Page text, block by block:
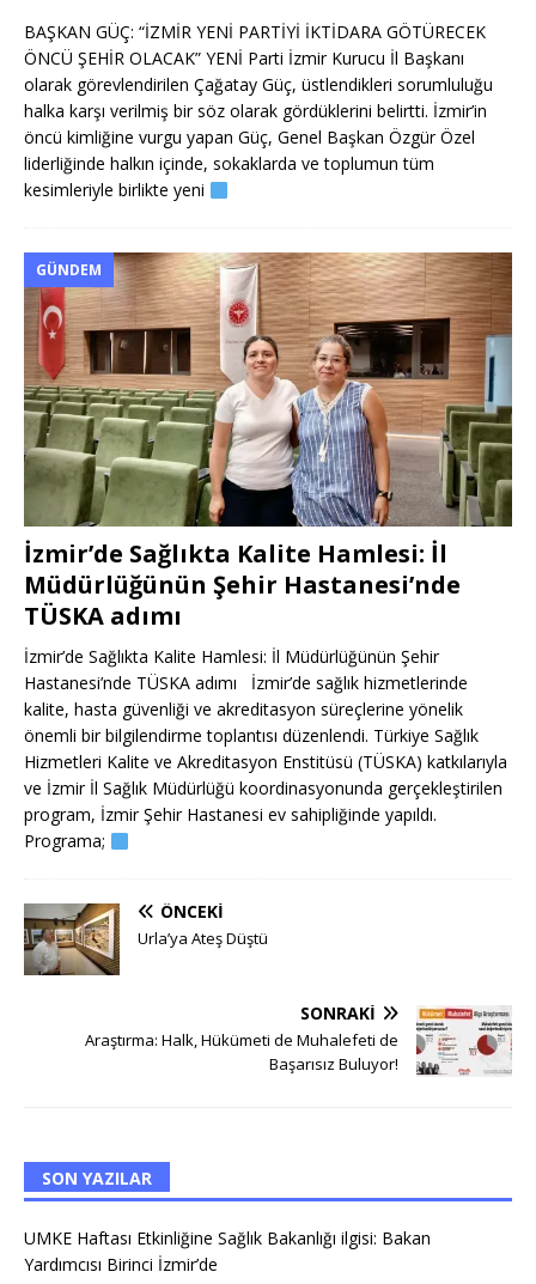
BAŞKAN GÜÇ: “İZMİR YENİ PARTİYİ İKTİDARA GÖTÜRECEK
ÖNCÜ ŞEHİR OLACAK” YENİ Parti İzmir Kurucu İl Başkanı
olarak görevlendirilen Çağatay Güç, üstlendikleri sorumluluğu
halka karşı verilmiş bir söz olarak gördüklerini belirtti. İzmir’in
öncü kimliğine vurgu yapan Güç, Genel Başkan Özgür Özel
liderliğinde halkın içinde, sokaklarda ve toplumun tüm
kesimleriyle birlikte yeni
GÜNDEM
İzmir’de Sağlıkta Kalite Hamlesi: İl
Müdürlüğünün Şehir Hastanesi’nde
TÜSKA adımı
İzmir’de Sağlıkta Kalite Hamlesi: İl Müdürlüğünün Şehir
Hastanesi’nde TÜSKA adımı İzmir’de sağlık hizmetlerinde
kalite, hasta güvenliği ve akreditasyon süreçlerine yönelik
önemli bir bilgilendirme toplantısı düzenlendi. Türkiye Sağlık
Hizmetleri Kalite ve Akreditasyon Enstitüsü (TÜSKA) katkılarıyla
ve İzmir İl Sağlık Müdürlüğü koordinasyonunda gerçekleştirilen
program, İzmir Şehir Hastanesi ev sahipliğinde yapıldı.
Programa;
ÖNCEKI
Urla’ya Ateş Düştü
SONRAKI
Araştırma: Halk, Hükümeti de Muhalefeti de
Başarısız Buluyor!
SON YAZILAR
UMKE Haftası Etkinliğine Sağlık Bakanlığı ilgisi: Bakan
Yardımcısı Birinci İzmir’de